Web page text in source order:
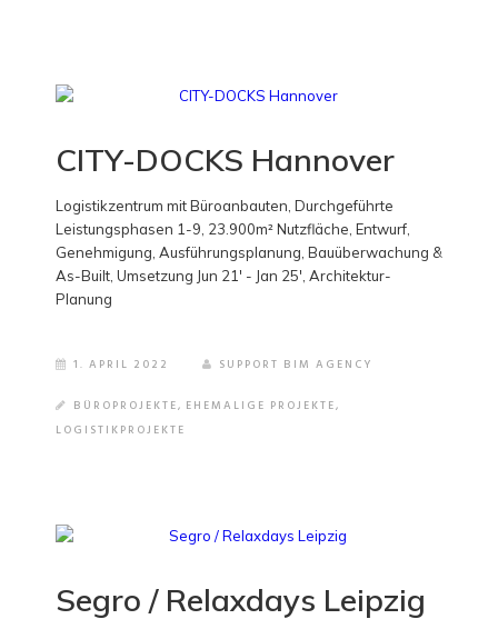
CITY-DOCKS Hannover
Logistikzentrum mit Büroanbauten, Durchgeführte
Leistungsphasen 1-9, 23.900m² Nutzfläche, Entwurf,
Genehmigung, Ausführungsplanung, Bauüberwachung &
As-Built, Umsetzung Jun 21' - Jan 25', Architektur-
Planung
1. APRIL 2022 SUPPORT BIM AGENCY
BÜROPROJEKTE, EHEMALIGE PROJEKTE,
LOGISTIKPROJEKTE
Segro / Relaxdays Leipzig